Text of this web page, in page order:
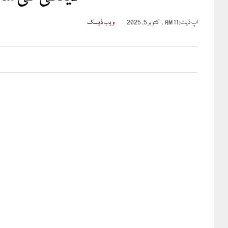
اپ ڈیٹ:11 AM , اکتوبر 5, 2025 ویب ڈیسک